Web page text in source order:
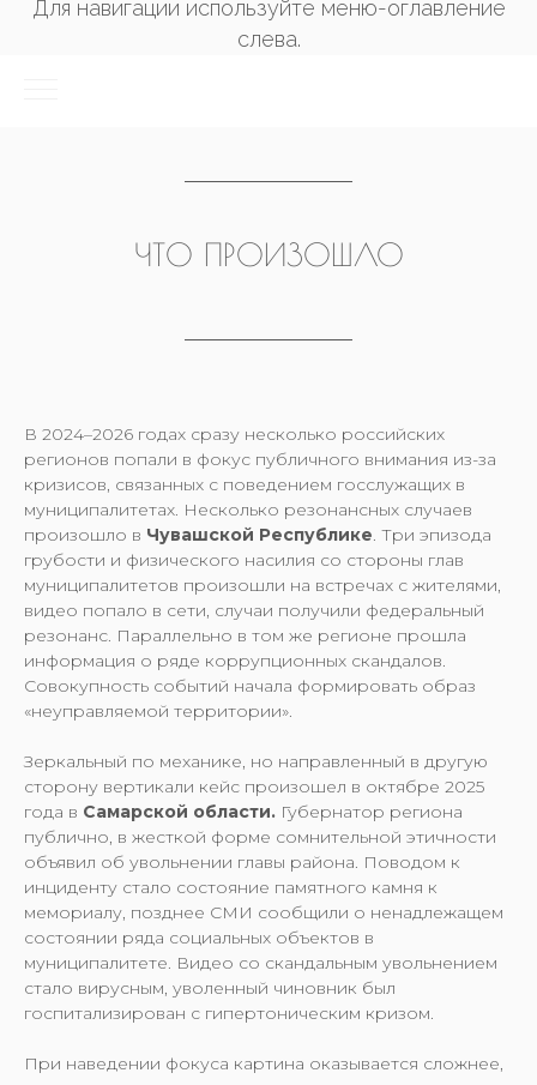
Для навигации используйте меню-оглавление
слева.
ЧТО ПРОИЗОШЛО
В 2024–2026 годах сразу несколько российских
регионов попали в фокус публичного внимания из-за
кризисов, связанных с поведением госслужащих в
муниципалитетах. Несколько резонансных случаев
произошло в Чувашской Республике. Три эпизода
грубости и физического насилия со стороны глав
муниципалитетов произошли на встречах с жителями,
видео попало в сети, случаи получили федеральный
резонанс. Параллельно в том же регионе прошла
информация о ряде коррупционных скандалов.
Совокупность событий начала формировать образ
«неуправляемой территории».
Зеркальный по механике, но направленный в другую
сторону вертикали кейс произошел в октябре 2025
года в Самарской области. Губернатор региона
публично, в жесткой форме сомнительной этичности
объявил об увольнении главы района. Поводом к
инциденту стало состояние памятного камня к
мемориалу, позднее СМИ сообщили о ненадлежащем
состоянии ряда социальных объектов в
муниципалитете. Видео со скандальным увольнением
стало вирусным, уволенный чиновник был
госпитализирован с гипертоническим кризом.
При наведении фокуса картина оказывается сложнее,